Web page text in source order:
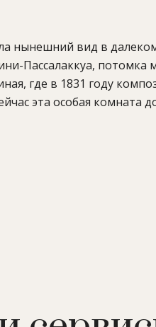
нынешний вид в
Пассалаккуа,
где в 1831 году
эта особая комната
расположиться в
медитации,